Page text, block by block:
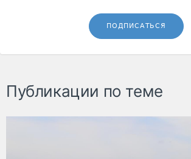
ПОДПИСАТЬСЯ
Публикации по теме